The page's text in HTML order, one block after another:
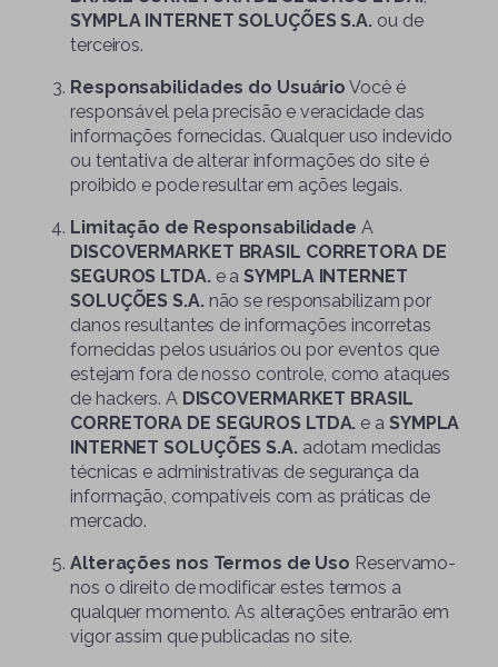
SYMPLA INTERNET SOLUÇÕES S.A. ou de
terceiros.
Responsabilidades do Usuário Você é
responsável pela precisão e veracidade das
informações fornecidas. Qualquer uso indevido
ou tentativa de alterar informações do site é
proibido e pode resultar em ações legais.
Limitação de Responsabilidade A
DISCOVERMARKET BRASIL CORRETORA DE
SEGUROS LTDA. e aSYMPLA INTERNET
SOLUÇÕES S.A.não se responsabilizam por
danos resultantes de informações incorretas
fornecidas pelos usuários ou por eventos que
estejam fora de nosso controle, como ataques
de hackers. A DISCOVERMARKET BRASIL
CORRETORA DE SEGUROS LTDA. e a SYMPLA
INTERNET SOLUÇÕES S.A. adotam medidas
técnicas e administrativas de segurança da
informação, compatíveis com as práticas de
mercado.
Alterações nos Termos de Uso Reservamo-
nos o direito de modificar estes termos a
qualquer momento. As alterações entrarão em
vigor assim que publicadas no site.